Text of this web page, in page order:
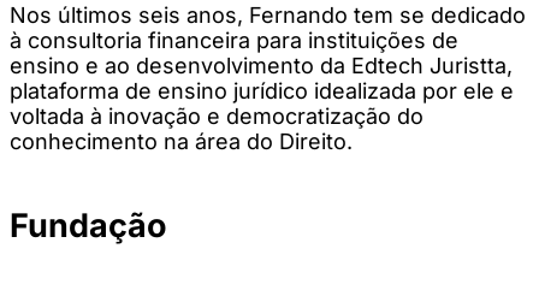
Nos últimos seis anos, Fernando tem se dedicado
à consultoria financeira para instituições de
ensino e ao desenvolvimento da Edtech Juristta,
plataforma de ensino jurídico idealizada por ele e
voltada à inovação e democratização do
conhecimento na área do Direito.
Fundação